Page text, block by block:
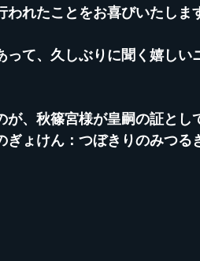
れたことをお喜びいたしま
て、久しぶりに聞く嬉しい
、秋篠宮様が皇嗣の証とし
ょけん：つぼきりのみつる